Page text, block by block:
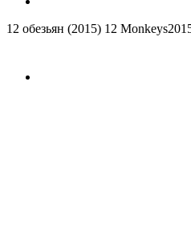
12 обезьян (2015) 12 Monkeys